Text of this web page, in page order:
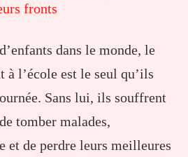
fronts
dans le monde, le
à l’école est le seul qu’ils
Sans lui, ils souffrent
tomber malades,
et de perdre leurs meilleures